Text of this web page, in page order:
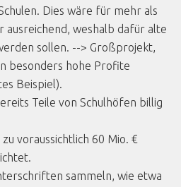
Dies wäre für mehr als
ausreichend, weshalb dafür alte
sollen. --> Großprojekt,
besonders hohe Profite
Beispiel).
Teile von Schulhöfen billig
voraussichtlich 60 Mio. €
sammeln, wie etwa